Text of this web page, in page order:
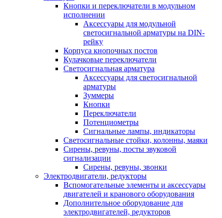
Кнопки и переключатели в модульном
исполнении
Аксессуары для модульной
светосигнальной арматуры на DIN-
рейку
Корпуса кнопочных постов
Кулачковые переключатели
Светосигнальная арматура
Аксессуары для светосигнальной
арматуры
Зуммеры
Кнопки
Переключатели
Потенциометры
Сигнальные лампы, индикаторы
Светосигнальные стойки, колонны, маяки
Сирены, ревуны, посты звуковой
сигнализации
Сирены, ревуны, звонки
Электродвигатели, редукторы
Вспомогательные элементы и аксессуары
двигателей и кранового оборудования
Дополнительное оборудование для
электродвигателей, редукторов